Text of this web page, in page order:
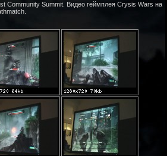
Community Summit. Видео геймплея Crysis Wars на